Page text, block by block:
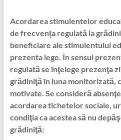
Acordarea stimulentelor
de frecvența regulată la
beneficiare ale stimulentului
prezenta lege. În sensul
regulată se înţelege prezenţa
grădiniţă în luna monitorizată,
motivate. Se consideră
acordarea tichetelor sociale,
condiţia ca acestea să nu
grădiniţă: